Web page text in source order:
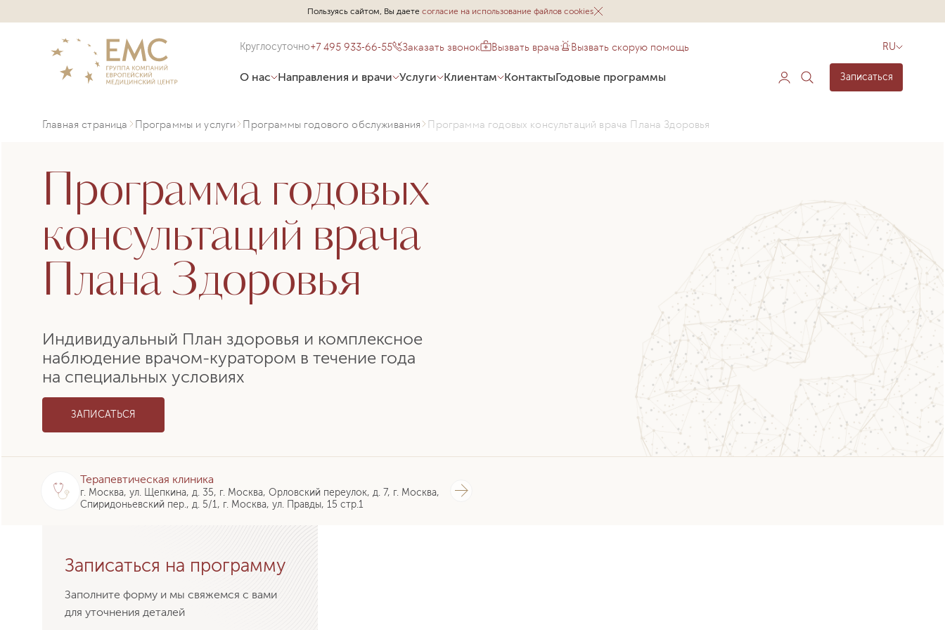
Пользуясь сайтом, Вы даете согласие на использование файлов cookies
Круглосуточно+7 495 933-66-55 Заказать звонок Вызвать врача Вызвать скорую помощь RU
О нас Направления и врачи Услуги Клиентам КонтактыГодовые программы Записаться
Главная страница Программы и услуги Программы годового обслуживания Программа годовых консультаций врача Плана Здоровья
Программа годовых
консультаций врача
Плана Здоровья
Индивидуальный План здоровья и комплексное
наблюдение врачом-куратором в течение года
на специальных условиях
ЗАПИСАТЬСЯ
Терапевтическая клиника
г. Москва, ул. Щепкина, д. 35, г. Москва, Орловский переулок, д. 7, г. Москва,
Спиридоньевский пер., д. 5/1, г. Москва, ул. Правды, 15 стр.1
Записаться на программу
Заполните форму и мы свяжемся с вами
для уточнения деталей